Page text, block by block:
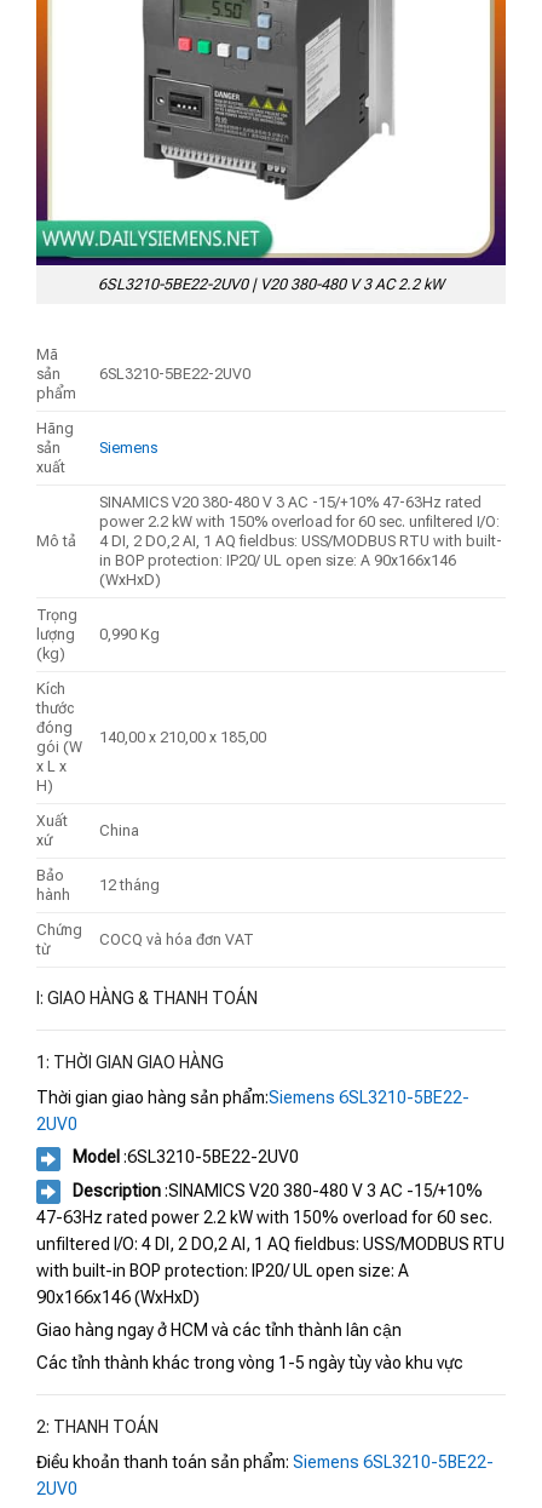
6SL3210-5BE22-2UV0 | V20 380-480 V 3 AC 2.2 kW
Mã
sản
phẩm
6SL3210-5BE22-2UV0
Hãng
sản
xuất
Siemens
Mô tả
SINAMICS V20 380-480 V 3 AC -15/+10% 47-63Hz rated
power 2.2 kW with 150% overload for 60 sec. unfiltered I/O:
4 DI, 2 DO,2 AI, 1 AQ fieldbus: USS/MODBUS RTU with built-
in BOP protection: IP20/ UL open size: A 90x166x146
(WxHxD)
Trọng
lượng
(kg)
0,990 Kg
Kích
thước
đóng
gói (W
x L x
H)
140,00 x 210,00 x 185,00
Xuất
xứ
China
Bảo
hành
12 tháng
Chứng
từ
COCQ và hóa đơn VAT
I: GIAO HÀNG & THANH TOÁN
1: THỜI GIAN GIAO HÀNG
Thời gian giao hàng sản phẩm:Siemens 6SL3210-5BE22-
2UV0
Model :6SL3210-5BE22-2UV0
Description:SINAMICS V20 380-480 V 3 AC -15/+10%
47-63Hz rated power 2.2 kW with 150% overload for 60 sec.
unfiltered I/O: 4 DI, 2 DO,2 AI, 1 AQ fieldbus: USS/MODBUS RTU
with built-in BOP protection: IP20/ UL open size: A
90x166x146 (WxHxD)
Giao hàng ngay ở HCM và các tỉnh thành lân cận
Các tỉnh thành khác trong vòng 1-5 ngày tùy vào khu vực
2: THANH TOÁN
Điều khoản thanh toán sản phẩm: Siemens 6SL3210-5BE22-
2UV0